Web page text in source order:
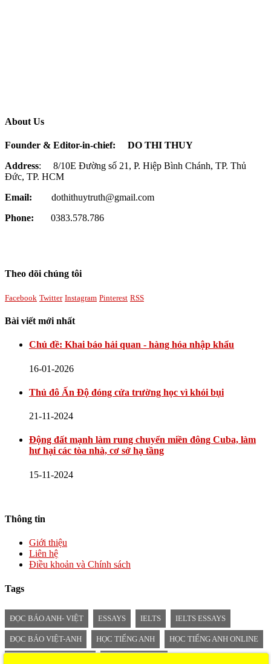
About Us
Founder & Editor-in-chief:
DO THI THUY
Address: 8/10E Đường số 21, P. Hiệp Bình Chánh, TP. Thủ
Đức, TP. HCM
Email: dothithuytruth@gmail.com
Phone: 0383.578.786
Theo dõi chúng tôi
Facebook Twitter Instagram Pinterest RSS
Bài viết mới nhất
Chủ đề: Khai báo hải quan - hàng hóa nhập khẩu
16-01-2026
Thủ đô Ấn Độ đóng cửa trường học vì khói bụi
21-11-2024
Động đất mạnh làm rung chuyển miền đông Cuba, làm
hư hại các tòa nhà, cơ sở hạ tầng
15-11-2024
Thông tin
Giới thiệu
Liên hệ
Điều khoản và Chính sách
Tags
ĐỌC BÁO ANH- VIỆT ESSAYS IELTS IELTS ESSAYS
ĐỌC BÁO VIỆT-ANH HỌC TIẾNG ANH HỌC TIẾNG ANH ONLINE